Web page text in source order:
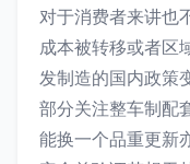
对于消费者来讲也
成本被转移或者区
发制造的国内政策
部分关注整车制配
能换一个品重更新